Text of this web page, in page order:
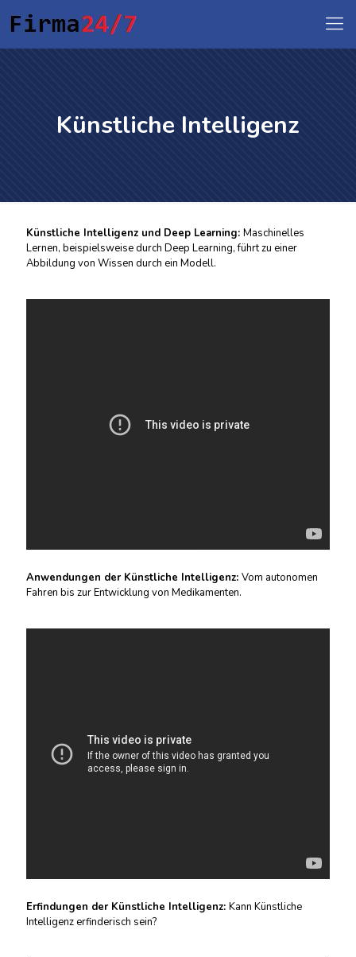
Künstliche Intelligenz
Künstliche Intelligenz und Deep Learning: Maschinelles
Lernen, beispielsweise durch Deep Learning, führt zu einer
Abbildung von Wissen durch ein Modell.
Anwendungen der Künstliche Intelligenz: Vom autonomen
Fahren bis zur Entwicklung von Medikamenten.
Erfindungen der Künstliche Intelligenz: Kann Künstliche
Intelligenz erfinderisch sein?